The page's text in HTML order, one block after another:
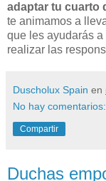
adaptar tu cuarto
te animamos a
que les ayudarás
realizar las
Duscholux Spain en
No hay comentarios:
Compartir
Duchas